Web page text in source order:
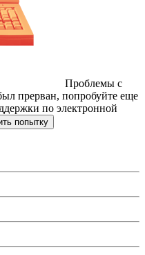
Проблемы с
прерван, попробуйте еще
по электронной
попытку